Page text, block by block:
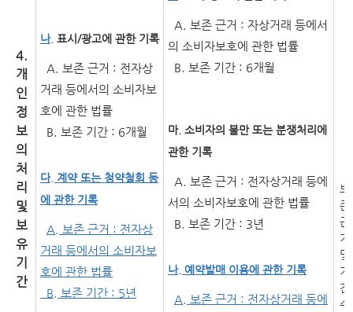
4.
개
인
정
보
의
처
리
및
보
유
기
간
나. 표시/광고에 관한 기록
A. 보존 근거 : 전자상
거래 등에서의 소비자보
호에 관한 법률
B. 보존 기간 : 6개월
다. 계약 또는 청약철회 등
에 관한 기록
A. 보존 근거 : 전자상
거래 등에서의 소비자보
호에 관한 법률
B. 보존 기간 : 5년
A. 보존 근거 : 자상거래 등에서
의 소비자보호에 관한 법률
B. 보존 기간 : 6개월
마. 소비자의 불만 또는 분쟁처리에
관한 기록
A. 보존 근거 : 전자상거래 등에
서의 소비자보호에 관한 법률
B. 보존 기간 : 3년
나. 예약발매 이용에 관한 기록
A. 보존 근거 : 전자상거래 등에
보
존
근
거
및
기
간
수